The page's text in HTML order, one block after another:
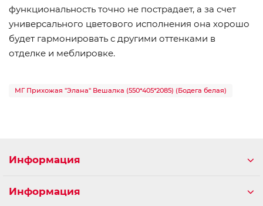
функциональность точно не пострадает, а за счет
универсального цветового исполнения она хорошо
будет гармонировать с другими оттенками в
отделке и меблировке.
МГ Прихожая "Элана" Вешалка (550*405*2085) (Бодега белая)
Информация
Информация